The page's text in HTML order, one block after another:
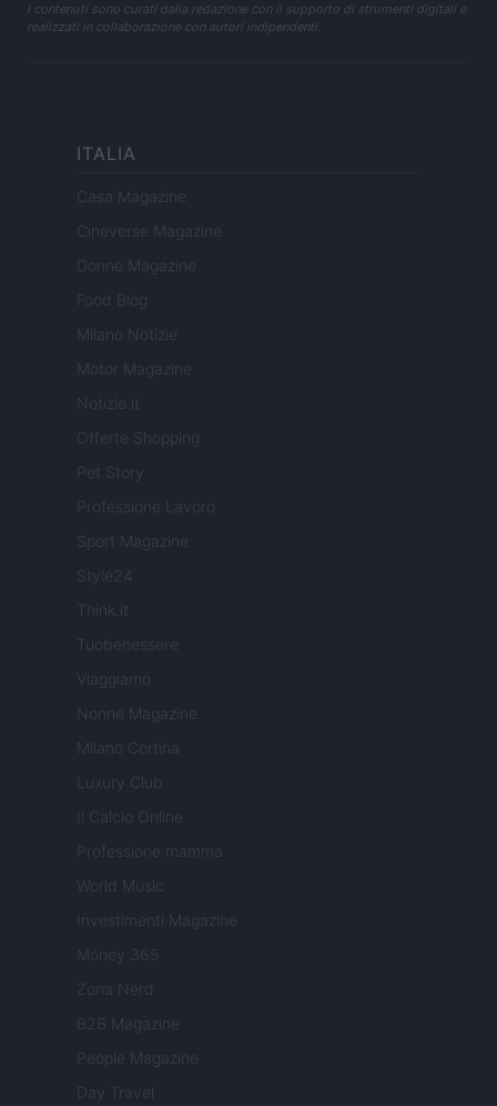
I contenuti sono curati dalla redazione con il supporto di strumenti digitali e
realizzati in collaborazione con autori indipendenti.
ITALIA
Casa Magazine
Cineverse Magazine
Donne Magazine
Food Blog
Milano Notizie
Motor Magazine
Notizie.it
Offerte Shopping
Pet Story
Professione Lavoro
Sport Magazine
Style24
Think.it
Tuobenessere
Viaggiamo
Nonne Magazine
Milano Cortina
Luxury Club
Il Calcio Online
Professione mamma
World Music
Investimenti Magazine
Money 365
Zona Nerd
B2B Magazine
People Magazine
Day Travel